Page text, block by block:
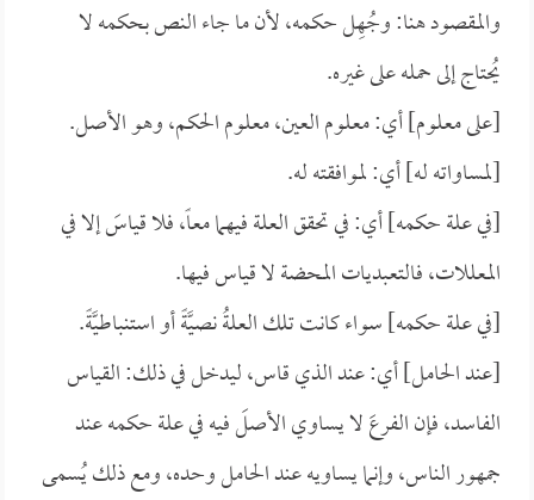
والمقصود هنا: وجُهِل حكمه، لأن ما جاء النص بحكمه لا
يُحتاج إلى حمله على غيره.
[على معلوم] أي: معلوم العين، معلوم الحكم، وهو الأصل.
[لمساواته له] أي: لموافقته له.
[في علة حكمه] أي: في تحقق العلة فيهما معاً، فلا قياسَ إلا في
المعللات، فالتعبديات المحضة لا قياس فيها.
[في علة حكمه] سواء كانت تلك العلةُ نصيَّةً أو استنباطيَّةً.
[عند الحامل] أي: عند الذي قاس، ليدخل في ذلك: القياس
الفاسد، فإن الفرعَ لا يساوي الأصلَ فيه في علة حكمه عند
جمهور الناس، وإنما يساويه عند الحامل وحده، ومع ذلك يُسمى